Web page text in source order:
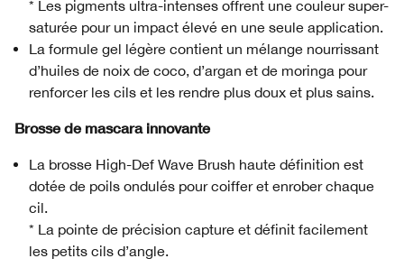
* Les pigments ultra-intenses offrent une couleur super-
saturée pour un impact élevé en une seule application.
La formule gel légère contient un mélange nourrissant
d’huiles de noix de coco, d’argan et de moringa pour
renforcer les cils et les rendre plus doux et plus sains.
Brosse de mascara innovante
La brosse High-Def Wave Brush haute définition est
dotée de poils ondulés pour coiffer et enrober chaque
cil.
* La pointe de précision capture et définit facilement
les petits cils d’angle.